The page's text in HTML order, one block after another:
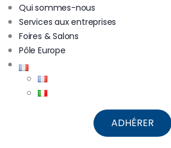
Qui sommes-nous
Services aux entreprises
Foires & Salons
Pôle Europe
ADHÉRER